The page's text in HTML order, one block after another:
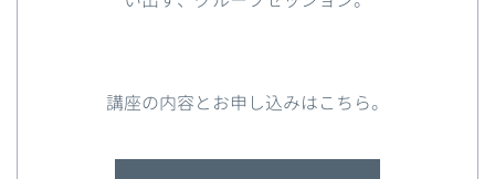
講座の内容とお申し込みはこちら。